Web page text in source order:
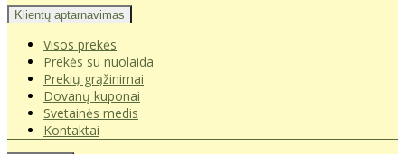
Klientų aptarnavimas
Visos prekės
Prekės su nuolaida
Prekių grąžinimai
Dovanų kuponai
Svetainės medis
Kontaktai